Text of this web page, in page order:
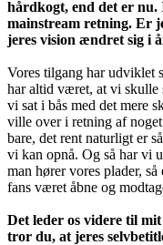
hårdkogt, end det er
mainstream retning. Er
jeres vision ændret sig i
Vores tilgang har udviklet
har altid været, at vi skulle
vi sat i bås med det mere
ville over i retning af
bare, det rent naturligt er
vi kan opnå. Og så har vi
man hører vores plader,
fans været åbne og
Det leder os videre til
tror du, at jeres